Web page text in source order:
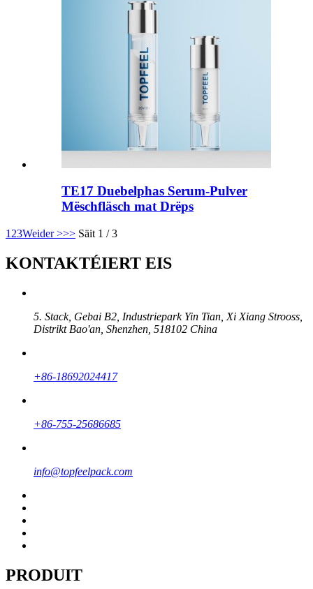
TE17 Duebelphas Serum-Pulver
Mëschfläsch mat Drëps
1 23Weider >>> Säit 1 / 3
KONTAKTÉIERT EIS
5. Stack, Gebai B2, Industriepark Yin Tian, ​​Xi Xiang Strooss,
Distrikt Bao'an, Shenzhen, 518102 China
+86-18692024417
+86-755-25686685
info@topfeelpack.com
PRODUIT